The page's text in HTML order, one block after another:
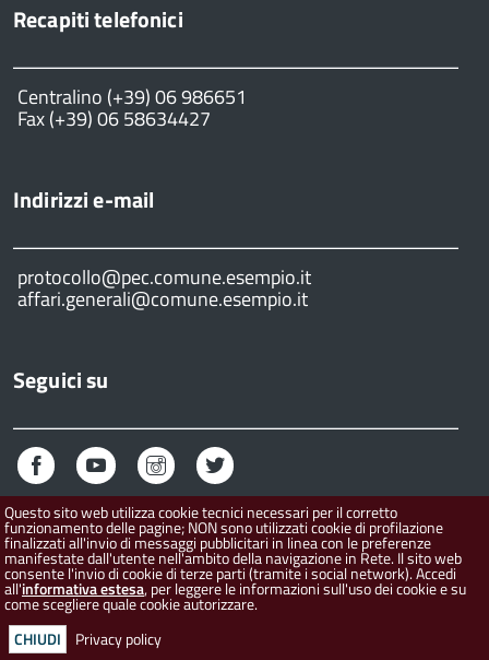
Questo sito web utilizza cookie tecnici necessari per il corretto
funzionamento delle pagine; NON sono utilizzati cookie di profilazione
finalizzati all'invio di messaggi pubblicitari in linea con le preferenze
manifestate dall'utente nell'ambito della navigazione in Rete. Il sito web
consente l'invio di cookie di terze parti (tramite i social network). Accedi
all'informativa estesa, per leggere le informazioni sull'uso dei cookie e su
come scegliere quale cookie autorizzare.
CHIUDI
Privacy policy
Recapiti telefonici
Centralino (+39) 06 986651
Fax (+39) 06 58634427
Indirizzi e-mail
protocollo@pec.comune.esempio.it
affari.generali@comune.esempio.it
Seguici su
c
e
b
o
o
k
u
t
u
b
e
s
t
a
g
r
a
i
t
t
e
r
Home Help Mappa Contatti
Privacy
Credits
Prova
Powered by: